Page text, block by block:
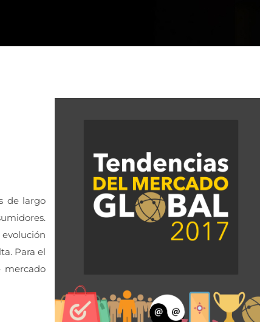
de largo
Para el
mercado